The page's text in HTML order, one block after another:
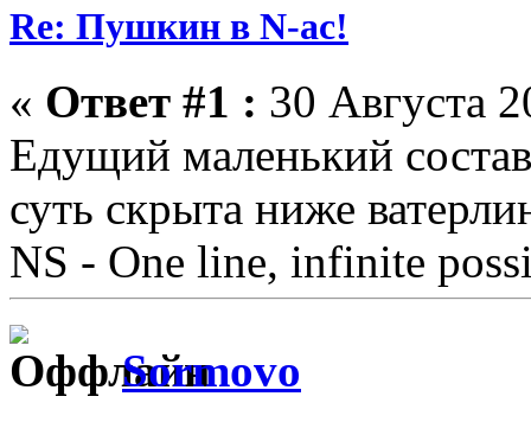
Re: Пушкин в N-ас!
« Ответ #1 : 30 Августа
Едущий маленький
суть скрыта ниже
NS - One line, infinite
Sormovo